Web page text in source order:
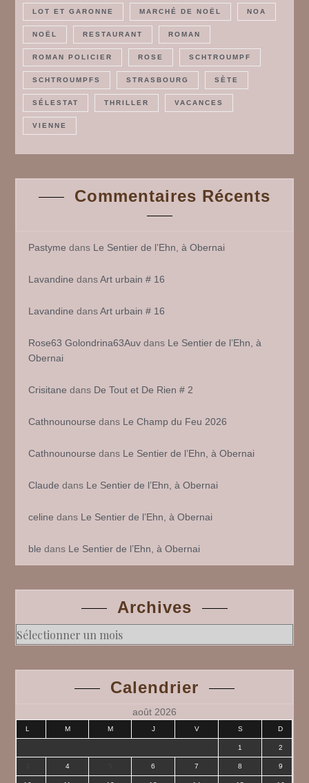
LOT ET GARONNE MARCHÉ DE NOËL NOA
NOËL RESTAURANT ROMAN
ROMAN POLICIER ROSE SCHTROUMPF
SCHTROUMPFS STRASBOURG SÈTE
SÉLESTAT THRILLER VACANCES
VIENNE
Commentaires Récents
Pastyme dans Le Sentier de l’Ehn, à Obernai
Lavandine dansArt urbain # 16
Lavandine dansArt urbain # 16
Rose63 Golondrina63Auv dans Le Sentier de l’Ehn, à
Obernai
Crisitane dans De Tout et De Rien # 2
Cathnounourse dans Le Champ du Feu 2026
Cathnounourse dans Le Sentier de l’Ehn, à Obernai
Claude dans Le Sentier de l’Ehn, à Obernai
celine dans Le Sentier de l’Ehn, à Obernai
ble dans Le Sentier de l’Ehn, à Obernai
Archives
Archives
Calendrier
août 2026
L M M J V S D
1 2
4 6 7 8 9